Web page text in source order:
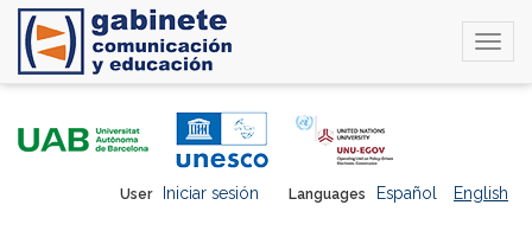
Languages Español English
User Iniciar sesión